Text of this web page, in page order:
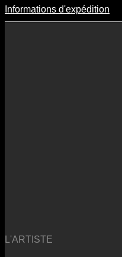
Informations D'expédition
Informations d'expédition
L'ARTISTE